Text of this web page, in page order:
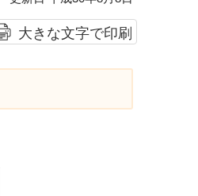
大きな文字で印刷